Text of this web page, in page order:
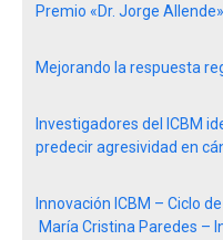
Premio «Dr. Jorge
Mejorando la respuesta
Investigadores del ICBM
predecir agresividad en
Innovación ICBM – Ciclo
María Cristina Paredes –